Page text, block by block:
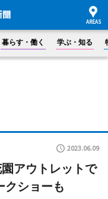
暮らす・働く 学ぶ・知る
2023.06.09
園アウトレットで
クショーも